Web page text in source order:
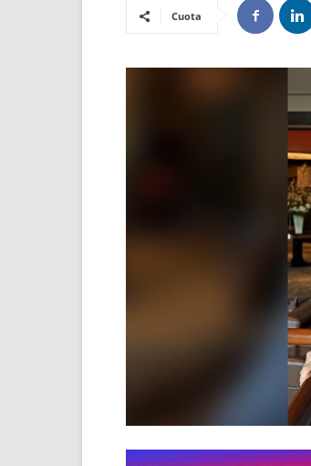
Cuota